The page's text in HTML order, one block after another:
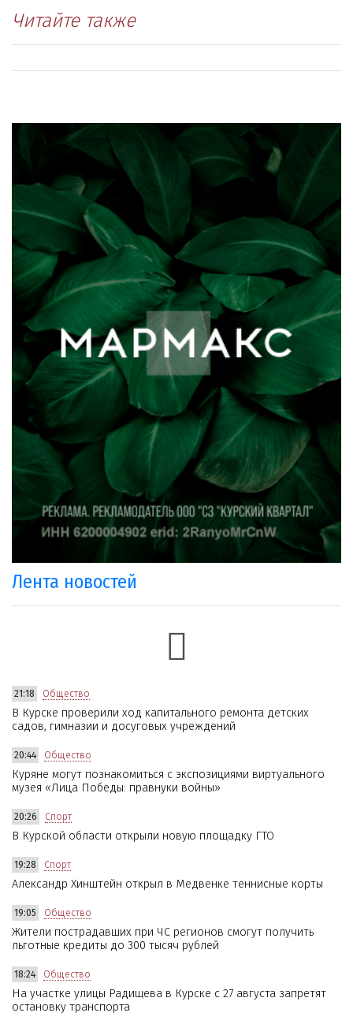
Читайте также
Лента новостей
21:18 Общество
В Курске проверили ход капитального ремонта детских
садов, гимназии и досуговых учреждений
20:44 Общество
Куряне могут познакомиться с экспозициями виртуального
музея «Лица Победы: правнуки войны»
20:26 Спорт
В Курской области открыли новую площадку ГТО
19:28 Спорт
Александр Хинштейн открыл в Медвенке теннисные корты
19:05 Общество
Жители пострадавших при ЧС регионов смогут получить
льготные кредиты до 300 тысяч рублей
18:24 Общество
На участке улицы Радищева в Курске с 27 августа запретят
остановку транспорта